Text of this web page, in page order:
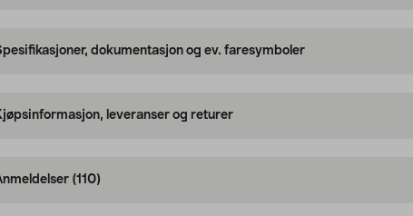
dokumentasjon og ev. faresymboler
leveranser og returer
(110)